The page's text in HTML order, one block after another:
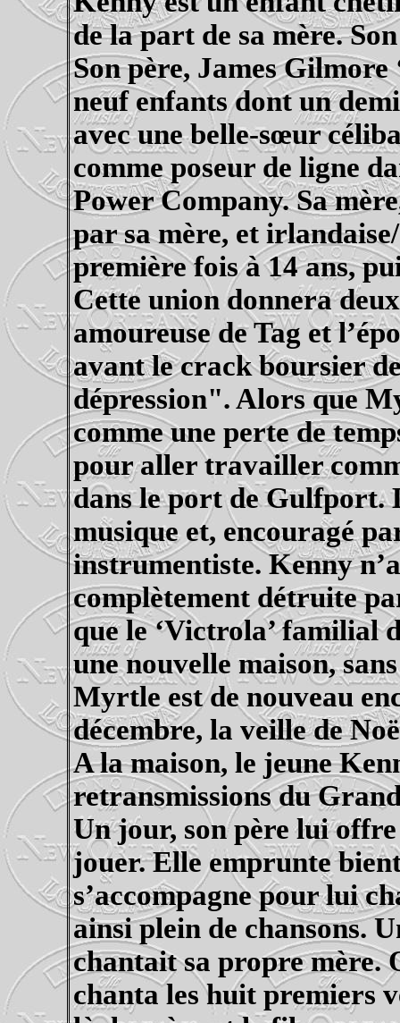
de la part de sa mère.
Son père, JamesGilmore
neuf enfants dont un
avec une belle-sœur
comme poseur de ligne
PowerCompany.Sa
par sa mère, et
première fois à 14 ans,
Cette union donnera
amoureuse de Tag et
avant le crack boursier
dépression". Alors que
comme une perte de
pour aller travailler
dans le port de Gulfport.
musique et, encouragé
instrumentiste. Kenny
complètement détruite
que le ‘Victrola’ familial
une nouvelle maison,
Myrtleest de nouveau
décembre, la veille de
A la maison, le jeune
retransmissions du
Un jour, son père lui
jouer. Elle emprunte
s’accompagne pour lui
ainsi plein de chansons.
chantait sa propre mère.
chanta les huit premiers